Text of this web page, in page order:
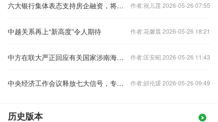
六大银行集体表态支持房企融资，将如何影响楼市？ 作者:祝儿莲 2026-05-26 07:55
中越关系再上“新高度”令人期待 作者:花馨晨 2026-05-26 18:21
中方在联大严正回应有关国家涉南海问题错误言论 作者:匡安昭 2026-05-26 11:43
中央经济工作会议释放七大信号，专家火线解读 作者:邰伦瑗 2026-05-26 09:49
历史版本